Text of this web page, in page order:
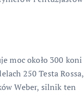
moc około 300 koni
250 Testa Rossa,
Weber, silnik ten